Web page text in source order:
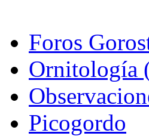
Foros
Ornitología
Picogordo